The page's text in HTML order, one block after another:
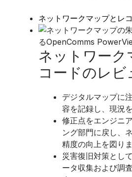
ネットワークマップとレ
ネットワーク
コードのレビ
デジタルマップに
容を記録し、現況
修正点をエンジニ
ング部門に戻し、
精度の向上を図りま
災害復旧対策とし
ータ収集および調